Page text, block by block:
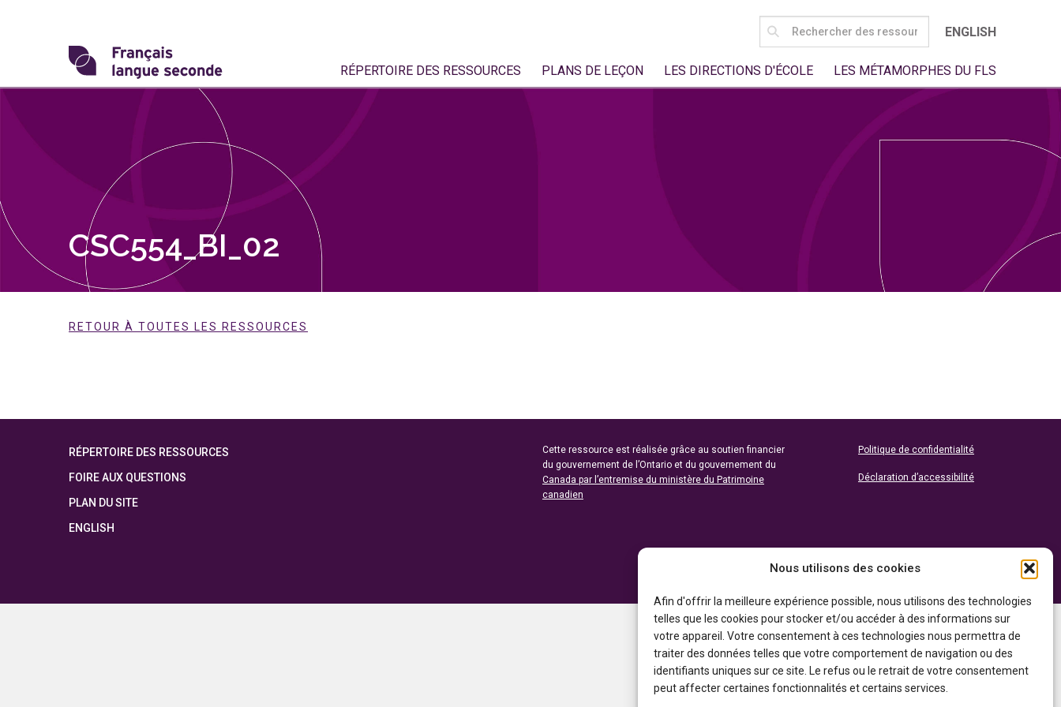
Nous utilisons des cookies
Afin d'offrir la meilleure expérience possible, nous utilisons des technologies
telles que les cookies pour stocker et/ou accéder à des informations sur
votre appareil. Votre consentement à ces technologies nous permettra de
traiter des données telles que votre comportement de navigation ou des
identifiants uniques sur ce site. Le refus ou le retrait de votre consentement
peut affecter certaines fonctionnalités et certains services.
Transformons
seconde
SEARCH
FOR:
ENGLISH
RÉPERTOIRE DES RESSOURCES PLANS DE LEÇON LES DIRECTIONS D'ÉCOLE LES MÉTAMORPHES DU FLS
CSC554_BI_02
RETOUR À TOUTES LES RESSOURCES
RÉPERTOIRE DES RESSOURCES
FOIRE AUX QUESTIONS
PLAN DU SITE
ENGLISH
Cette ressource est réalisée grâce au soutien financier
du gouvernement de l’Ontario et du gouvernement du
Canada par l’entremise du ministère du Patrimoine
canadien
Politique de confidentialité
Déclaration d’accessibilité